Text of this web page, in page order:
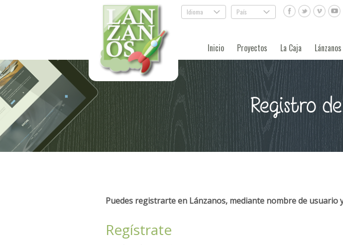
Idioma . País .
Inicio Proyectos La Caja
Registro
Puedes registrarte en Lánzanos, mediante nombre de usuario
Regístrate